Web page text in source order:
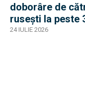
doborâre de
rusești la peste
24 IULIE 2026